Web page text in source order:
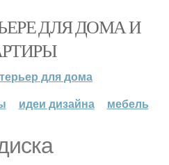
ДЛЯ ДОМА И
для дома
идеи дизайна мебель